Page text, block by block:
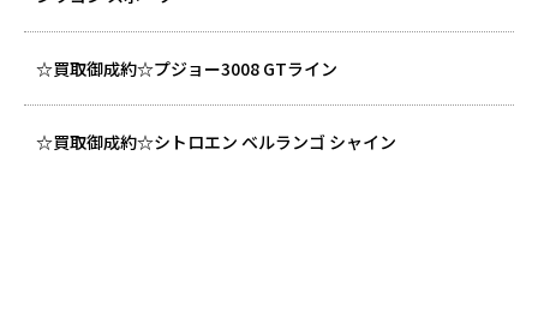
☆買取御成約☆プジョー3008 GTライン
☆買取御成約☆シトロエン ベルランゴ シャイン